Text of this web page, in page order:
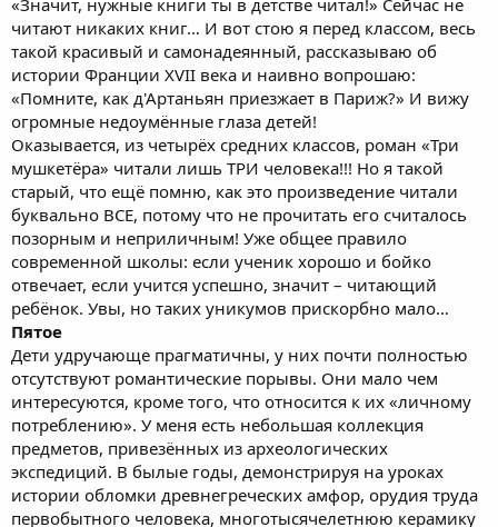
читают никаких книг… И вот стою я перед классом, весь
такой красивый и самонадеянный, рассказываю об
истории Франции XVII века и наивно вопрошаю:
«Помните, как д'Артаньян приезжает в Париж?» И вижу
огромные недоумённые глаза детей!
Оказывается, из четырёх средних классов, роман «Три
мушкетёра» читали лишь ТРИ человека!!! Но я такой
старый, что ещё помню, как это произведение читали
буквально ВСЕ, потому что не прочитать его считалось
позорным и неприличным! Уже общее правило
современной школы: если ученик хорошо и бойко
отвечает, если учится успешно, значит – читающий
ребёнок. Увы, но таких уникумов прискорбно мало…
Пятое
Дети удручающе прагматичны, у них почти полностью
отсутствуют романтические порывы. Они мало чем
интересуются, кроме того, что относится к их «личному
потреблению». У меня есть небольшая коллекция
предметов, привезённых из археологических
экспедиций. В былые годы, демонстрируя на уроках
истории обломки древнегреческих амфор, орудия труда
первобытного человека, многотысячелетнюю керамику